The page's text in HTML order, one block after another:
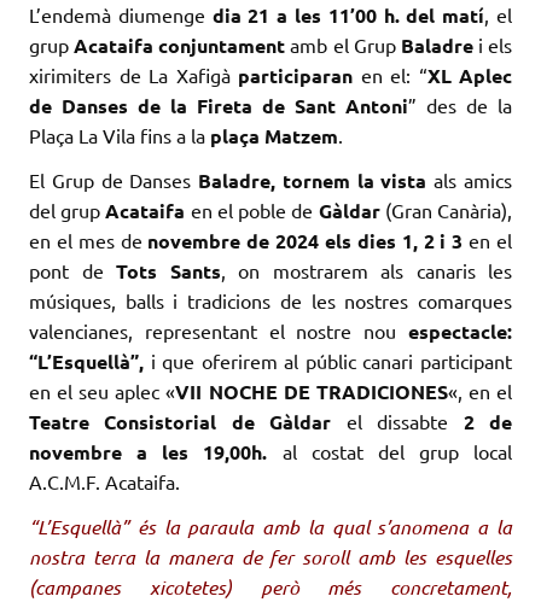
L’endemà diumenge dia 21 a les 11’00 h. del matí , el
grup Acataifa conjuntament amb el Grup Baladrei els
xirimiters de La Xafigà participaran en el: “XL Aplec
de Danses de la Fireta de Sant Antoni” des de la
Plaça La Vila fins a la plaça Matzem
El Grup de Danses Baladre, tornem la vista als amics
del grup Acataifa en el poble de Gàldar (Gran Canària),
en el mes de novembre de 2024 els dies 1, 2 i 3en el
pont de Tots Sants , on mostrarem als canaris les
músiques, balls i tradicions de les nostres comarques
valencianes, representant el nostre nou espectacle:
“L’Esquellà”, i que oferirem al públic canari participant
en el seu aplec «VII NOCHEDE TRADICIONES«, en el
Teatre Consistorial deGàldar el dissabte 2 de
novembre a les 19,00h. al costat del grup local
A.C.M.F. Acataifa.
“L’Esquellà” és la paraula amb la qual s’anomena a la
nostra terra la manera de fer soroll amb les esquelles
(campanes xicotetes) però més concretament,